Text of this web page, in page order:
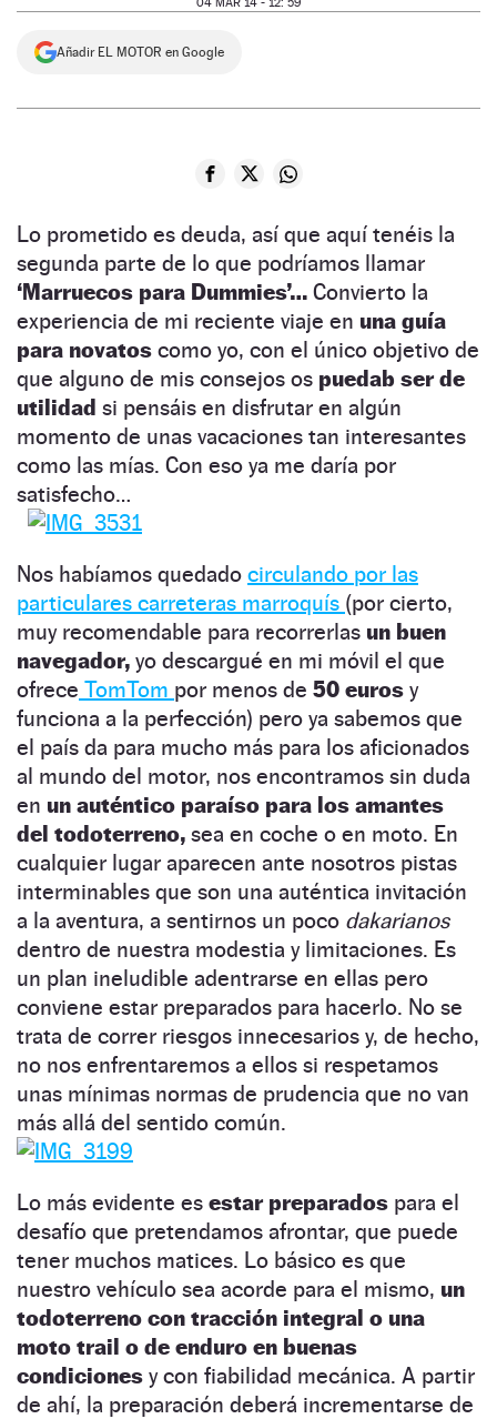
Añadir EL MOTOR en Google
Lo prometido es deuda, así que aquí tenéis la
segunda parte de lo que podríamos llamar
‘Marruecos para Dummies’… Convierto la
experiencia de mi reciente viaje en una guía
para novatos como yo, con el único objetivo de
que alguno de mis consejos os puedab ser de
utilidad si pensáis en disfrutar en algún
momento de unas vacaciones tan interesantes
como las mías. Con eso ya me daría por
satisfecho…
Nos habíamos quedado circulando por las
particulares carreteras marroquís (por cierto,
muy recomendable para recorrerlas un buen
navegador, yo descargué en mi móvil el que
ofrece TomTom por menos de 50 euros y
funciona a la perfección) pero ya sabemos que
el país da para mucho más para los aficionados
al mundo del motor, nos encontramos sin duda
en un auténtico paraíso para los amantes
del todoterreno, sea en coche o en moto. En
cualquier lugar aparecen ante nosotros pistas
interminables que son una auténtica invitación
a la aventura, a sentirnos un poco dakarianos
dentro de nuestra modestia y limitaciones. Es
un plan ineludible adentrarse en ellas pero
conviene estar preparados para hacerlo. No se
trata de correr riesgos innecesarios y, de hecho,
no nos enfrentaremos a ellos si respetamos
unas mínimas normas de prudencia que no van
más allá del sentido común.
Lo más evidente es estar preparados para el
desafío que pretendamos afrontar, que puede
tener muchos matices. Lo básico es que
nuestro vehículo sea acorde para el mismo, un
todoterreno con tracción integral o una
moto trail o de enduro en buenas
condiciones y con fiabilidad mecánica. A partir
de ahí, la preparación deberá incrementarse de